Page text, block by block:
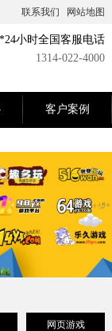
联系我们 网站地图
小时全国客服电话
1314-022-4000
客户案例
网页游戏